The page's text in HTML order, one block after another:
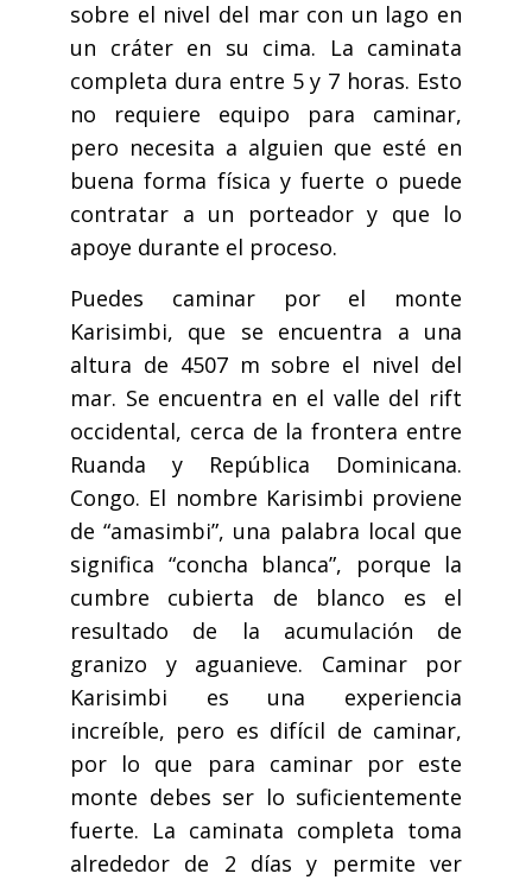
sobre el nivel del mar con un lago en
un cráter en su cima. La caminata
completa dura entre 5 y 7 horas. Esto
no requiere equipo para caminar,
pero necesita a alguien que esté en
buena forma física y fuerte o puede
contratar a un porteador y que lo
apoye durante el proceso.
Puedes caminar por el monte
Karisimbi, que se encuentra a una
altura de 4507 m sobre el nivel del
mar. Se encuentra en el valle del rift
occidental, cerca de la frontera entre
Ruanda y República Dominicana.
Congo. El nombre Karisimbi proviene
de “amasimbi”, una palabra local que
significa “concha blanca”, porque la
cumbre cubierta de blanco es el
resultado de la acumulación de
granizo y aguanieve. Caminar por
Karisimbi es una experiencia
increíble, pero es difícil de caminar,
por lo que para caminar por este
monte debes ser lo suficientemente
fuerte. La caminata completa toma
alrededor de 2 días y permite ver